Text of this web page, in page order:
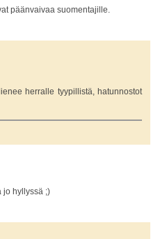
päänvaivaa suomentajille.
herralle tyypillistä, hatunnostot
jo hyllyssä ;)